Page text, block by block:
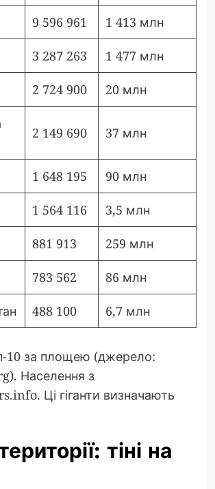
9 596 961 1 413 млн
3 287 263 1 477 млн
2 724 900 20 млн
2 149 690 37 млн
1 648 195 90 млн
1 564 116 3,5 млн
881 913 259 млн
783 562 86 млн
488 100 6,7 млн
10 за площею (джерело:
Населення з
Ці гіганти визначають
тіні на